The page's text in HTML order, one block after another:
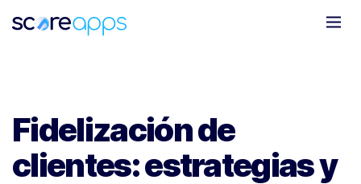
Todo Marketing Móvil
Fidelización de
clientes: estrategias y